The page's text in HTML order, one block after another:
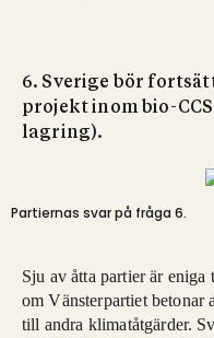
6. Sverige bör
projekt inom bio-
lagring).
Partiernas svar på fråga 6.
Sju av åtta partier är
om Vänsterpartiet betonar
till andra klimatåtgärder.